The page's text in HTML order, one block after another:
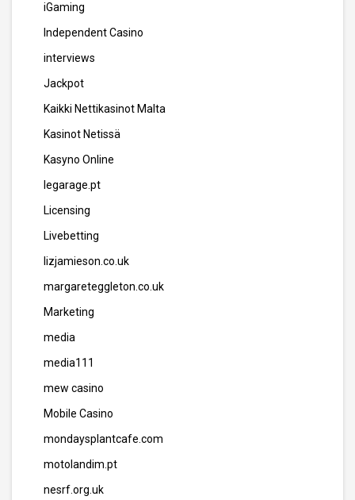
iGaming
Independent Casino
interviews
Jackpot
Kaikki Nettikasinot Malta
Kasinot Netissä
Kasyno Online
legarage.pt
Licensing
Livebetting
lizjamieson.co.uk
margareteggleton.co.uk
Marketing
media
media111
mew casino
Mobile Casino
mondaysplantcafe.com
motolandim.pt
nesrf.org.uk